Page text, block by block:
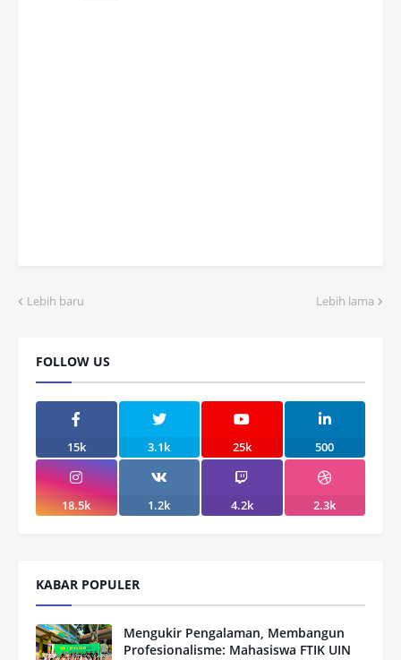
Lebih baru Lebih lama
FOLLOW US
15k 3.1k 25k 500
18.5k 1.2k 4.2k 2.3k
KABAR POPULER
Mengukir Pengalaman, Membangun
Profesionalisme: Mahasiswa FTIK UIN